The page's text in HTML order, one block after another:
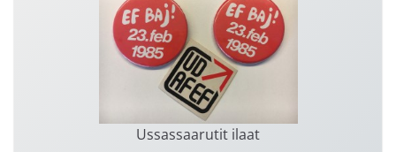
Ussassaarutit ilaat